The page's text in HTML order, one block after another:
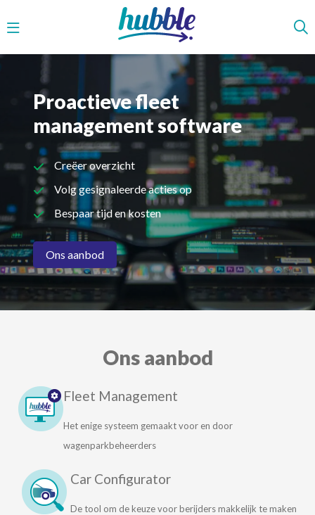
Proactieve fleet
management software
Creëer overzicht
Volg gesignaleerde acties op
Bespaar tijd en kosten
Ons aanbod
Ons aanbod
Fleet Management
Het enige systeem gemaakt voor en door
wagenparkbeheerders
Hubble
Fleet
Management
Car Configurator
De tool om de keuze voor berijders makkelijk te maken
Car
Configurator